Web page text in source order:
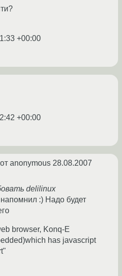
+00:00
+00:00
от anonymous 28.08.2007
delilinux
:) Надо будет
browser, Konq-E
has javascript